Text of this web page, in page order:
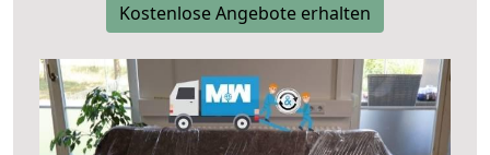
Kostenlose Angebote erhalten